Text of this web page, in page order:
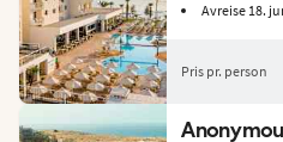
Avreise 18.
Pris pr. person